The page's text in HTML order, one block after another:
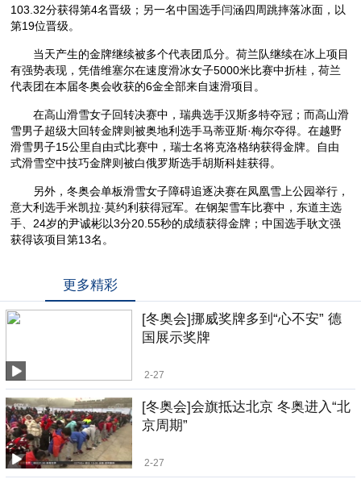
103.32分获得第4名晋级；另一名中国选手闫涵四周跳摔落冰面，以
第19位晋级。
当天产生的金牌继续被多个代表团瓜分。荷兰队继续在冰上项目
有强势表现，凭借维塞尔在速度滑冰女子5000米比赛中折桂，荷兰
代表团在本届冬奥会收获的6金全部来自速滑项目。
在高山滑雪女子回转决赛中，瑞典选手汉斯多特夺冠；而高山滑
雪男子超级大回转金牌则被奥地利选手马蒂亚斯·梅尔夺得。在越野
滑雪男子15公里自由式比赛中，瑞士名将克洛格纳获得金牌。自由
式滑雪空中技巧金牌则被白俄罗斯选手胡斯科娃获得。
另外，冬奥会单板滑雪女子障碍追逐决赛在凤凰雪上公园举行，
意大利选手米凯拉·莫约利获得冠军。在钢架雪车比赛中，东道主选
手、24岁的尹诚彬以3分20.55秒的成绩获得金牌；中国选手耿文强
获得该项目第13名。
更多精彩
[冬奥会]挪威奖牌多到“心不安” 德
国展示奖牌
2-27
[冬奥会]会旗抵达北京 冬奥进入“北
京周期”
2-27